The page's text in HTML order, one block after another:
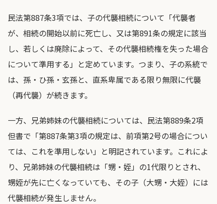
民法第887条3項では、子の代襲相続について「代襲者
が、相続の開始以前に死亡し、又は第891条の規定に該当
し、若しくは廃除によって、その代襲相続権を失った場合
について準用する」と定めています。つまり、子の系統で
は、孫・ひ孫・玄孫と、直系卑属である限り無限に代襲
（再代襲）が続きます。
一方、兄弟姉妹の代襲相続については、民法第889条2項
但書で「第887条第3項の規定は、前項第2号の場合につい
ては、これを準用しない」と明記されています。これによ
り、兄弟姉妹の代襲相続は「甥・姪」の1代限りとされ、
甥姪が先に亡くなっていても、その子（大甥・大姪）には
代襲相続が発生しません。